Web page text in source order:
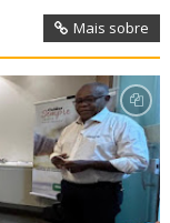
Mais sobre